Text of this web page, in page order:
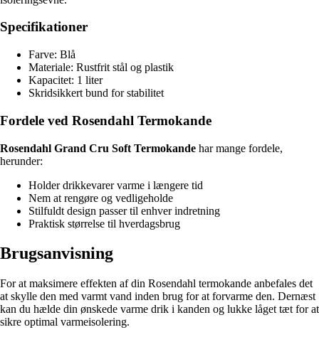
Specifikationer
Farve: Blå
Materiale: Rustfrit stål og plastik
Kapacitet: 1 liter
Skridsikkert bund for stabilitet
Fordele ved Rosendahl Termokande
Rosendahl Grand Cru Soft Termokande har mange fordele,
herunder:
Holder drikkevarer varme i længere tid
Nem at rengøre og vedligeholde
Stilfuldt design passer til enhver indretning
Praktisk størrelse til hverdagsbrug
Brugsanvisning
For at maksimere effekten af din Rosendahl termokande anbefales det
at skylle den med varmt vand inden brug for at forvarme den. Dernæst
kan du hælde din ønskede varme drik i kanden og lukke låget tæt for at
sikre optimal varmeisolering.